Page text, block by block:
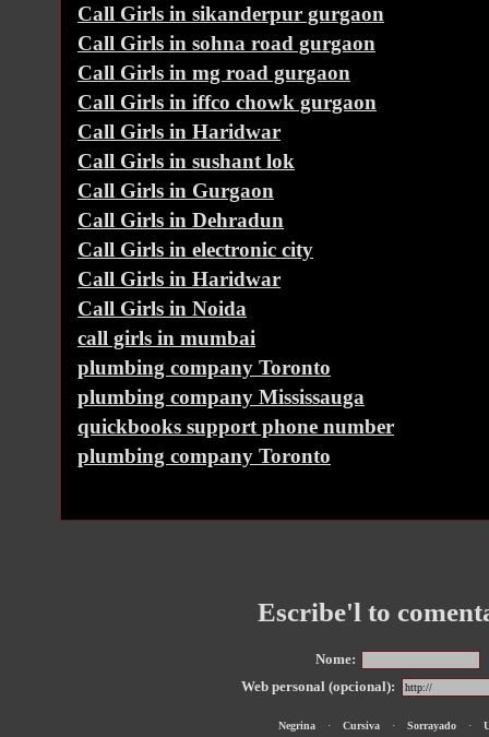
Call Girls in sikanderpur gurgaon
Call Girls in sohna road gurgaon
Call Girls in mg road gurgaon
Call Girls in iffco chowk gurgaon
Call Girls in Haridwar
Call Girls in sushant lok
Call Girls in Gurgaon
Call Girls in Dehradun
Call Girls in electronic city
Call Girls in Haridwar
Call Girls in Noida
call girls in mumbai
plumbing company Toronto
plumbing company Mississauga
quickbooks support phone number
plumbing company Toronto
Escribe'l to
Nome:
Web personal (opcional):
Negrina · Cursiva · Sorrayado ·